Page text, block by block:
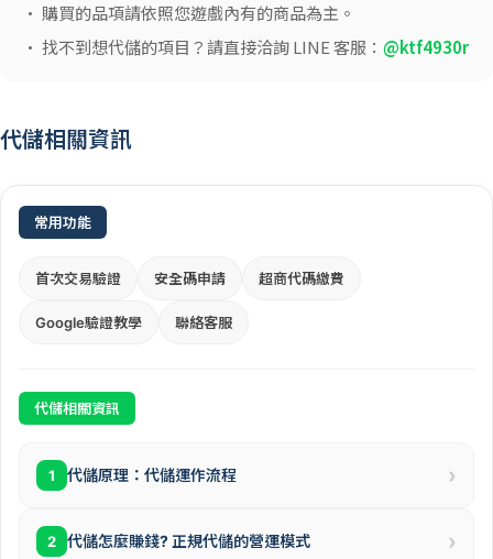
• 購買的品項請依照您遊戲內有的商品為主。
• 找不到想代儲的項目？請直接洽詢 LINE 客服： @ktf4930r
代儲相關資訊
常用功能
首次交易驗證 安全碼申請 超商代碼繳費
Google驗證教學 聯絡客服
代儲相關資訊
1 代儲原理：代儲運作流程 ›
2 代儲怎麼賺錢? 正規代儲的營運模式 ›